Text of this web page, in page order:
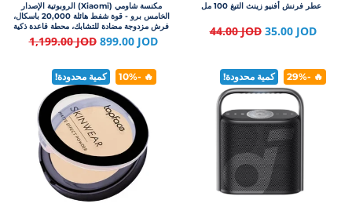
عطر فرنش أفنيو زينث التبغ 100 مل
44.00 JOD35.00 JOD
مكنسة شاومي (Xiaomi) الروبوتية الإصدار
الخامس برو - قوة شفط هائلة 20,000 باسكال،
فرش مزدوجة مضادة للتشابك، محطة قاعدة ذكية
للتنظيف بالماء الساخن، وبطارية 5200 مللي
أمبير
1,199.00 JOD899.00 JOD
🔥 -29% كمية محدودة! 🔥 -10% كمية محدودة!